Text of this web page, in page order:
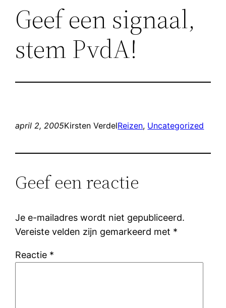
Geef een signaal,
stem PvdA!
april 2, 2005Kirsten VerdelReizen, Uncategorized
Geef een reactie
Je e-mailadres wordt niet gepubliceerd.
Vereiste velden zijn gemarkeerd met *
Reactie *